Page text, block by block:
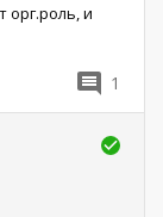
орг.роль, и
1